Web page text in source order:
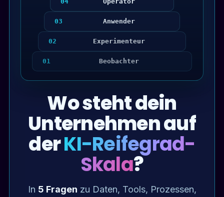
03 Anwender
02 Experimenteur
01 Beobachter
Wo steht dein
Unternehmen auf
derKI-Reifegrad-
Skala?
In 5 Fragen zu Daten, Tools, Prozessen,